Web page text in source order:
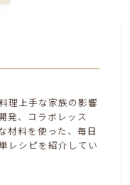
理上手な家族の影響
発、コラボレッス
材料を使った、毎日
レシピを紹介してい